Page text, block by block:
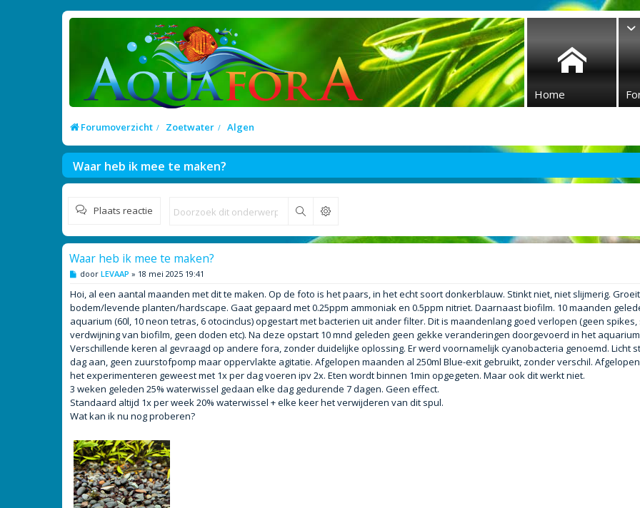
Home
Forumoverzicht Zoetwater Algen
Waar heb ik mee te maken?
Plaats reactie Zoek
Waar heb ik mee te maken?
B
r
i
c
h
t
door LEVAAP » 18 mei 2025 19:41
Hoi, al een aantal maanden met dit te maken. Op de foto is het paars, in het echt soort donkerblauw. Stinkt niet, niet slijmerig.
bodem/levende planten/hardscape. Gaat gepaard met 0.25ppm ammoniak en 0.5ppm nitriet. Daarnaast biofilm. 10 maanden
aquarium (60l, 10 neon tetras, 6 otocinclus) opgestart met bacterien uit ander filter. Dit is maandenlang goed verlopen (geen spikes,
verdwijning van biofilm, geen doden etc). Na deze opstart 10 mnd geleden geen gekke veranderingen doorgevoerd in het
Verschillende keren al gevraagd op andere fora, zonder duidelijke oplossing. Er werd voornamelijk cyanobacteria genoemd. Licht
dag aan, geen zuurstofpomp maar oppervlakte agitatie. Afgelopen maanden al 250ml Blue-exit gebruikt, zonder verschil.
het experimenteren geweest met 1x per dag voeren ipv 2x. Eten wordt binnen 1min opgegeten. Maar ook dit werkt niet.
3 weken geleden 25% waterwissel gedaan elke dag gedurende 7 dagen. Geen effect.
Standaard altijd 1x per week 20% waterwissel + elke keer het verwijderen van dit spul.
Wat kan ik nu nog proberen?